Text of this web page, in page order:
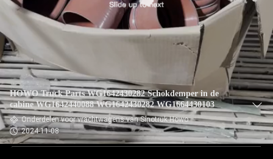
HOWO Truck Parts WG1642430282 Schokdemper in de
cabine WG1642440088 WG1642430282 WG1664430103
Onderdelen voor vrachtwagens van Sinotruk Howo
2024-11-08